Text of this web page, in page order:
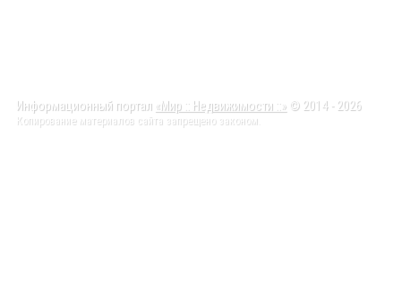
Информационный портал «Мир :: Недвижимости ::» © 2014 - 2026
Копирование материалов сайта запрещено законом.